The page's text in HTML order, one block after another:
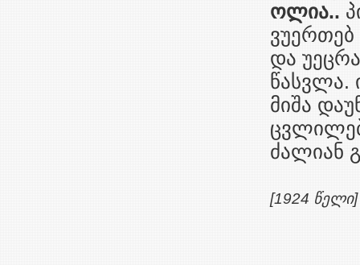
ოლია..
და
წასვლა.
მიშა
ძალიან
[1924 წელი]